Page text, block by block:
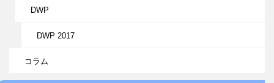
DWP
DWP 2017
コラム